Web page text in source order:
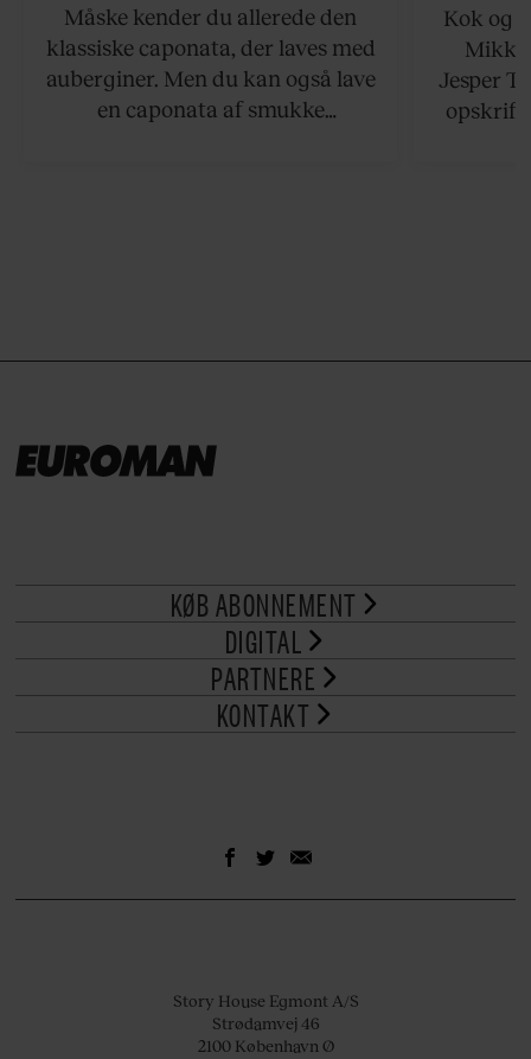
Måske kender du allerede den
klassiske caponata, der laves med
auberginer. Men du kan også lave
en caponata af smukke
Kok og
Jesper
opskrift
KØB ABONNEMENT
DIGITAL
PARTNERE
KONTAKT
Story House Egmont A/S
Strødamvej 46
2100 København Ø